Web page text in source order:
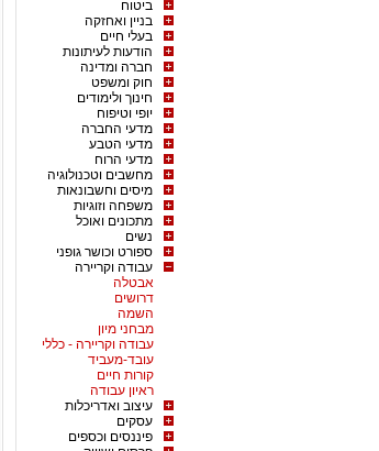
ביטוח
בניין ואחזקה
בעלי חיים
הודעות לעיתונות
חברה ומדינה
חוק ומשפט
חינוך ולימודים
יופי וטיפוח
מדעי החברה
מדעי הטבע
מדעי הרוח
מחשבים וטכנולוגיה
מיסים וחשבונאות
משפחה וזוגיות
מתכונים ואוכל
נשים
ספורט וכושר גופני
עבודה וקריירה
אבטלה
דרושים
השמה
מבחני מיון
עבודה וקריירה - כללי
עובד-מעביד
קורות חיים
ראיון עבודה
עיצוב ואדריכלות
עסקים
פיננסים וכספים